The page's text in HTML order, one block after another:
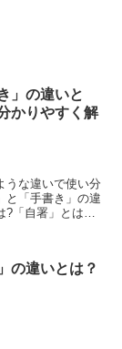
」の違いと
かりやすく解
うな違いで使い分
と「手書き」の違
?「自署」とは、
の違いとは？